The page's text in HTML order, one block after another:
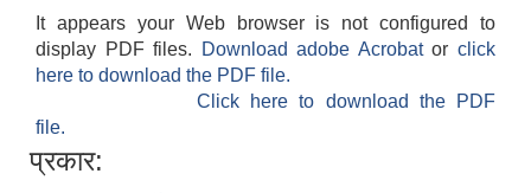
It appears your Web browser is not configured to
display PDF files.
Download adobe Acrobatorclick
here to download the PDF file.
Click here to download the PDF
file.
प्रकार: